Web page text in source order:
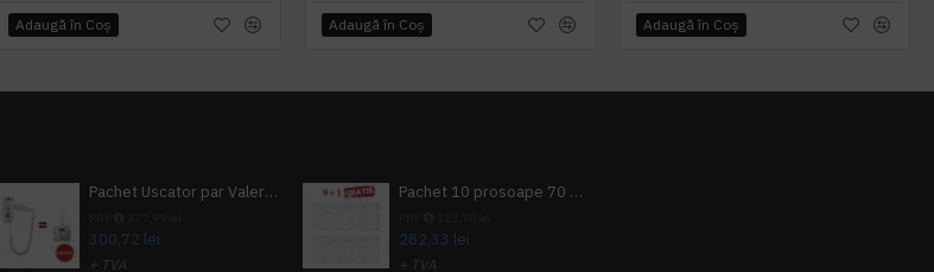
Adaugă în Coş Adaugă în Coş Adaugă în Coş
Pachet Uscator par Valera Action Super Plus + GRATUIT Sampon si gel de dus Tork
300,72 lei
+ TVA
Pachet 10 prosoape 70 x 140cm 9 + 1 gratuit
282,33 lei
+ TVA